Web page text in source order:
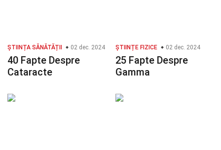
ȘTIINȚA SĂNĂTĂȚII 02 dec. 2024
40 Fapte Despre
Cataracte
ȘTIINȚE FIZICE 02 dec. 2024
25 Fapte Despre
Gamma